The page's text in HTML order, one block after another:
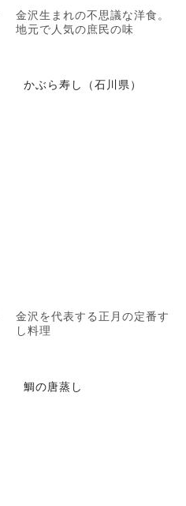
金沢生まれの不思議な洋食。
地元で人気の庶民の味
かぶら寿し（石川県）
金沢を代表する正月の定番す
し料理
鯛の唐蒸し